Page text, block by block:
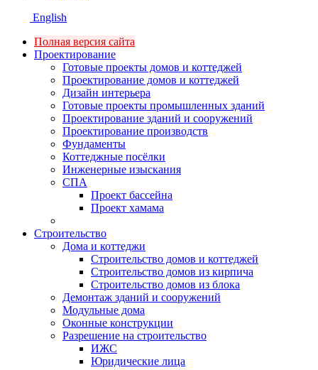
English
Полная версия сайта
Проектирование
Готовые проекты домов и коттеджей
Проектирование домов и коттеджей
Дизайн интерьера
Готовые проекты промышленных зданий
Проектирование зданий и сооружений
Проектирование производств
Фундаменты
Коттеджные посёлки
Инженерные изыскания
СПА
Проект бассейна
Проект хамама
Строительство
Дома и коттеджи
Строительство домов и коттеджей
Строительство домов из кирпича
Строительство домов из блока
Демонтаж зданий и сооружений
Модульные дома
Оконные конструкции
Разрешение на строительство
ИЖС
Юридические лица